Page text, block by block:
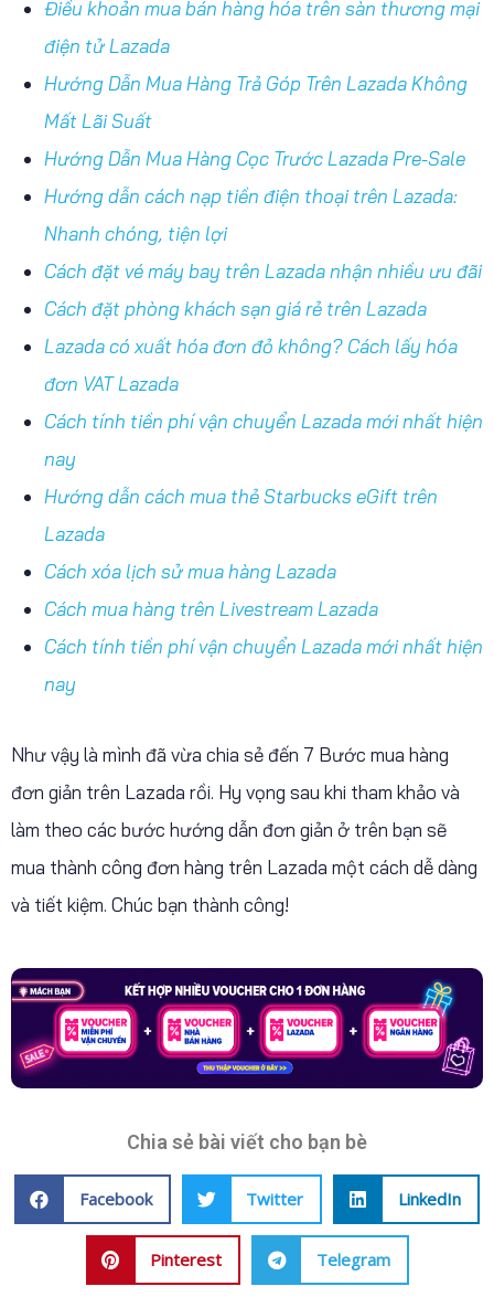
Điều khoản mua bán hàng hóa trên sàn thương mại
điện tử Lazada
Hướng Dẫn Mua Hàng Trả Góp Trên Lazada Không
Mất Lãi Suất
Hướng Dẫn Mua Hàng Cọc Trước Lazada Pre-Sale
Hướng dẫn cách nạp tiền điện thoại trên Lazada:
Nhanh chóng, tiện lợi
Cách đặt vé máy bay trên Lazada nhận nhiều ưu đãi
Cách đặt phòng khách sạn giá rẻ trên Lazada
Lazada có xuất hóa đơn đỏ không? Cách lấy hóa
đơn VAT Lazada
Cách tính tiền phí vận chuyển Lazada mới nhất hiện
nay
Hướng dẫn cách mua thẻ Starbucks eGift trên
Lazada
Cách xóa lịch sử mua hàng Lazada
Cách mua hàng trên Livestream Lazada
Cách tính tiền phí vận chuyển Lazada mới nhất hiện
nay
Như vậy là mình đã vừa chia sẻ đến 7 Bước mua hàng
đơn giản trên Lazada rồi. Hy vọng sau khi tham khảo và
làm theo các bước hướng dẫn đơn giản ở trên bạn sẽ
mua thành công đơn hàng trên Lazada một cách dễ dàng
và tiết kiệm. Chúc bạn thành công!
Chia sẻ bài viết cho bạn bè
Facebook Twitter LinkedIn
Pinterest Telegram